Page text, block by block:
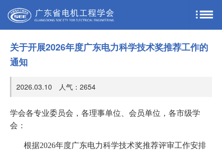
关于开展2026年度广东电力科学技术奖推荐工作的
通知
2026.03.10 人气： 2654
学会各专业委员会，各理事单位、会员单位，各市级学
会：
根据2026年度广东电力科学技术奖推荐评审工作安排